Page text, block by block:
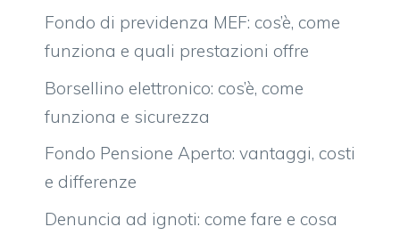
Fondo di previdenza MEF: cos’è, come
funziona e quali prestazioni offre
Borsellino elettronico: cos’è, come
funziona e sicurezza
Fondo Pensione Aperto: vantaggi, costi
e differenze
Denuncia ad ignoti: come fare e cosa